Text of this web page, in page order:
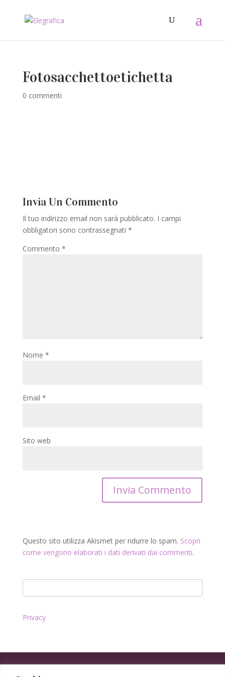
Fotosacchettoetichetta
0 commenti
Invia Un Commento
Il tuo indirizzo email non sarà pubblicato. I campi
obbligatori sono contrassegnati *
Commento *
Nome *
Email *
Sito web
Questo sito utilizza Akismet per ridurre lo spam. Scopri
come vengono elaborati i dati derivati dai commenti.
Privacy